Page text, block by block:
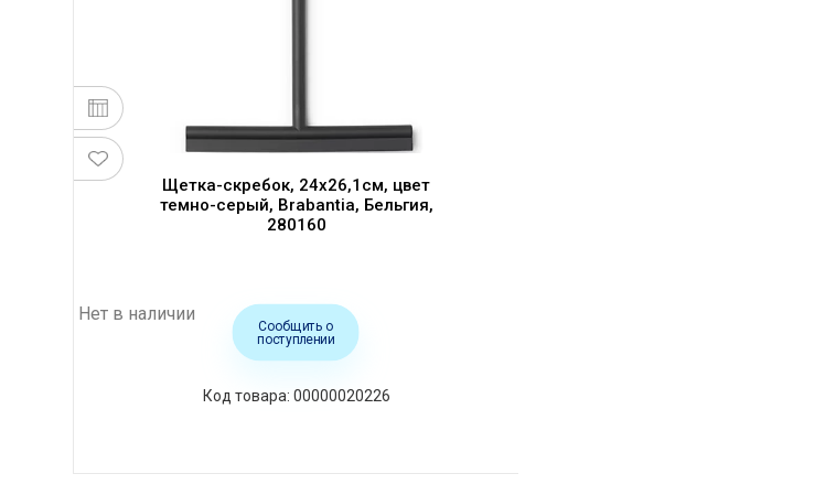
Щетка-скребок, 24x26,1см, цвет
темно-серый, Brabantia, Бельгия,
280160
Нет в наличии
Сообщить о
поступлении
00000020226